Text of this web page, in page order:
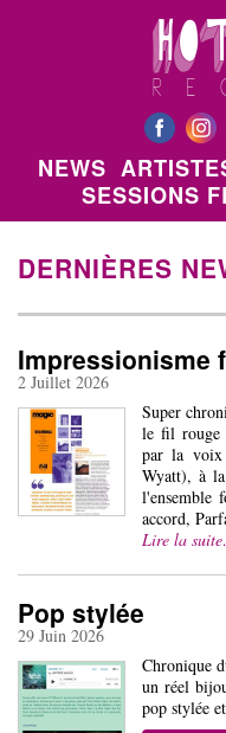
NEWS
SESSIONS
DERNIÈRES
Impressionisme
2 Juillet 2026
Super
le fil rouge
par la voix
Wyatt), à
l'ensemble
accord,
Lire la
Pop stylée
29 Juin 2026
Chronique
un réel
pop stylée